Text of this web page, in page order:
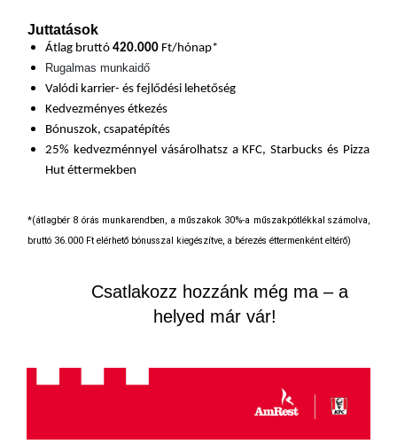
Juttatások
Átlag bruttó 420.000 Ft/hónap*
Rugalmas munkaidő
Valódi karrier- és fejlődési lehetőség
Kedvezményes étkezés
Bónuszok, csapatépítés
25% kedvezménnyel vásárolhatsz a KFC, Starbucks és Pizza
Hut éttermekben
*(átlagbér 8 órás munkarendben, a műszakok 30%-a műszakpótlékkal számolva,
bruttó 36.000 Ft elérhető bónusszal kiegészítve, a bérezés éttermenként eltérő)
Csatlakozz hozzánk még ma – a
helyed már vár!